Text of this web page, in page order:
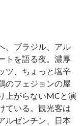
。ブラジル、アル
トを語る夜。濃厚
ツ、ちょっと塩辛
のフェジョンの屋
上がらないMCと演
ている。観光客は
ルゼンチン、日本